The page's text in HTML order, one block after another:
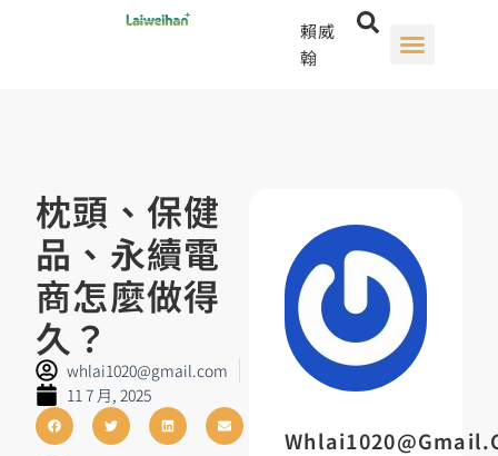
賴威
翰
枕頭、保健
品、永續電
商怎麼做得
久？
whlai1020@gmail.com
11 7 月, 2025